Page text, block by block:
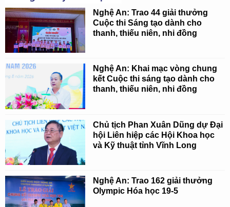
Nghệ An: Trao 44 giải thưởng
Cuộc thi Sáng tạo dành cho
thanh, thiếu niên, nhi đồng
Nghệ An: Khai mạc vòng chung
kết Cuộc thi sáng tạo dành cho
thanh, thiếu niên, nhi đồng
Chủ tịch Phan Xuân Dũng dự Đại
hội Liên hiệp các Hội Khoa học
và Kỹ thuật tỉnh Vĩnh Long
Nghệ An: Trao 162 giải thưởng
Olympic Hóa học 19-5